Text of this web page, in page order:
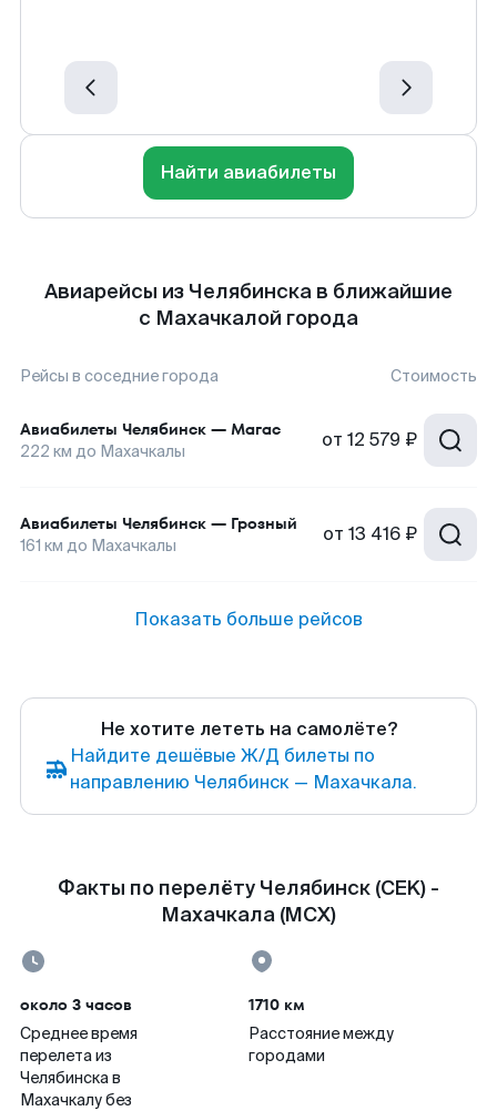
Найти авиабилеты
Авиарейсы из Челябинска в ближайшие
с Махачкалой города
Рейсы в соседние города Стоимость
Авиабилеты Челябинск — Магас
222 км до Махачкалы от 12 579 ₽
Авиабилеты Челябинск — Грозный
161 км до Махачкалы от 13 416 ₽
Показать больше рейсов
Не хотите лететь на самолёте?
Найдите дешёвые Ж/Д билеты по
направлению Челябинск — Махачкала.
Факты по перелёту Челябинск (CEK) -
Махачкала (MCX)
около 3 часов
Среднее время
перелета из
Челябинска в
Махачкалу без
1710 км
Расстояние между
городами